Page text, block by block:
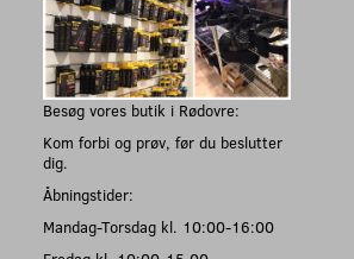
Besøg vores butik i Rødovre:
Kom forbi og prøv, før du beslutter
dig.
Åbningstider:
Mandag-Torsdag kl. 10:00-16:00